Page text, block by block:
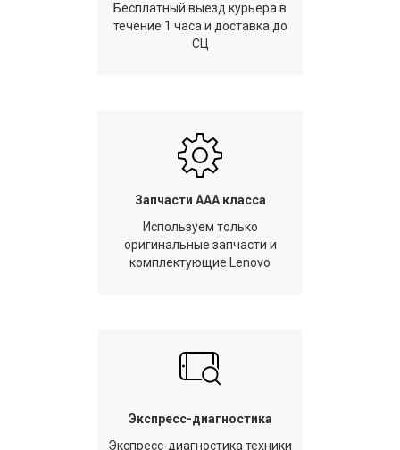
Бесплатный выезд курьера в
течение 1 часа и доставка до
СЦ
Запчасти AAA класса
Используем только
оригинальные запчасти и
комплектующие Lenovo
Экспресс-диагностика
Экспресс-диагностика техники